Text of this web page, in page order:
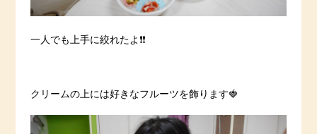
一人でも上手に絞れたよ❗️❗️
クリームの上には好きなフルーツを飾ります🍓